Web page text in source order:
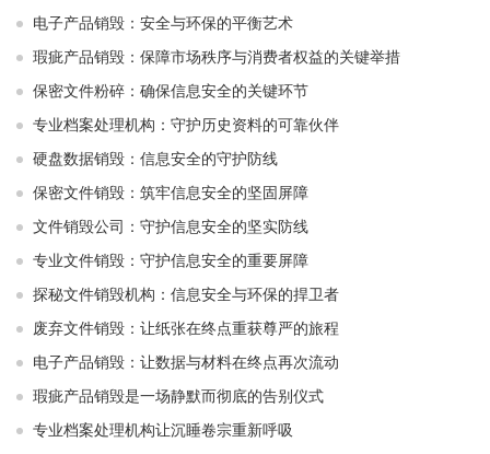
电子产品销毁：安全与环保的平衡艺术
瑕疵产品销毁：保障市场秩序与消费者权益的关键举措
保密文件粉碎：确保信息安全的关键环节
专业档案处理机构：守护历史资料的可靠伙伴
硬盘数据销毁：信息安全的守护防线
保密文件销毁：筑牢信息安全的坚固屏障
文件销毁公司：守护信息安全的坚实防线
专业文件销毁：守护信息安全的重要屏障
探秘文件销毁机构：信息安全与环保的捍卫者
废弃文件销毁：让纸张在终点重获尊严的旅程
电子产品销毁：让数据与材料在终点再次流动
瑕疵产品销毁是一场静默而彻底的告别仪式
专业档案处理机构让沉睡卷宗重新呼吸